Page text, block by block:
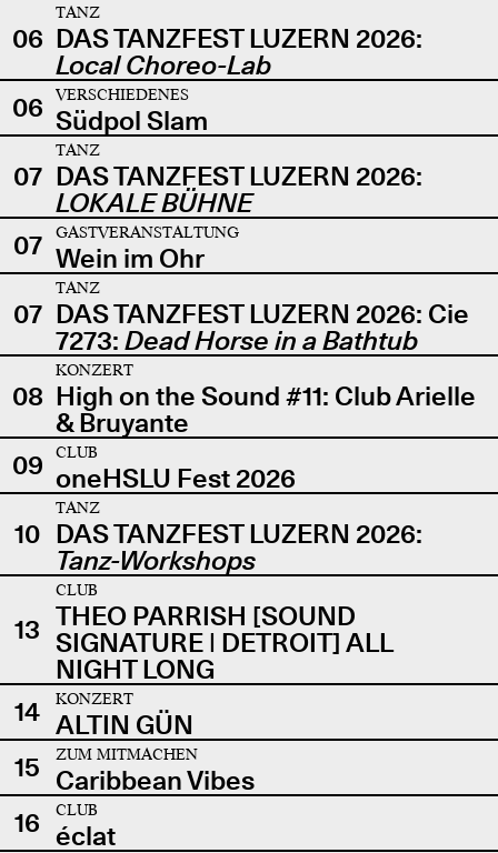
06
TANZ
DAS TANZFEST LUZERN 2026:
Local Choreo-Lab
06
VERSCHIEDENES
Südpol Slam
07
TANZ
DAS TANZFEST LUZERN 2026:
LOKALE BÜHNE
07
GASTVERANSTALTUNG
Wein im Ohr
07
TANZ
DAS TANZFEST LUZERN 2026: Cie
7273: Dead Horse in a Bathtub
08
KONZERT
High on the Sound #11: Club Arielle
& Bruyante
09
CLUB
oneHSLU Fest 2026
10
TANZ
DAS TANZFEST LUZERN 2026:
Tanz-Workshops
13
CLUB
THEO PARRISH [SOUND
SIGNATURE | DETROIT] ALL
NIGHT LONG
14
KONZERT
ALTIN GÜN
15
ZUM MITMACHEN
Caribbean Vibes
16
CLUB
éclat